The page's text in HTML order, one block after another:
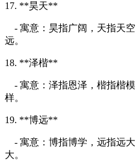
17. **昊天**
- 寓意：昊指广阔，天指天空
远。
18. **泽楷**
- 寓意：泽指恩泽，楷指楷模
样。
19. **博远**
- 寓意：博指博学，远指远大
大。